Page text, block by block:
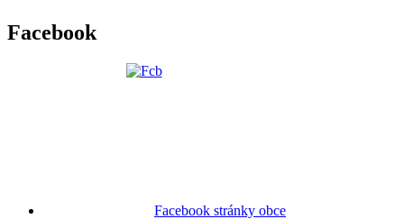
Facebook
Facebook stránky obce